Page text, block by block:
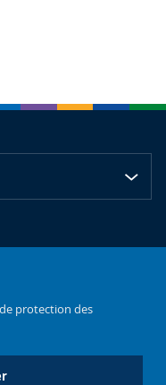
protection des